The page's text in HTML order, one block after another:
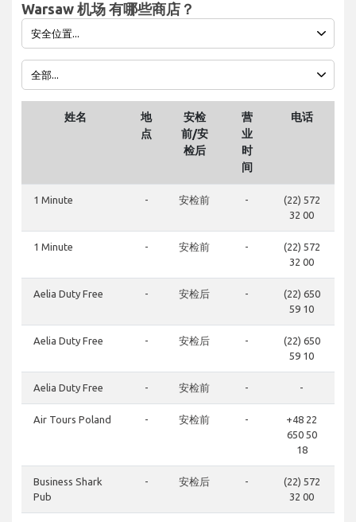
Warsaw 机场 有哪些商店？
姓名
地
点
安检
前/安
检后
营
业
时
间
电话
1 Minute - 安检前 -
(22) 572
32 00
1 Minute - 安检前 -
(22) 572
32 00
Aelia Duty Free - 安检后 -
(22) 650
59 10
Aelia Duty Free - 安检后 -
(22) 650
59 10
Aelia Duty Free - 安检前 - -
Air Tours Poland - 安检前 -
+48 22
650 50
18
Business Shark
Pub
- 安检后 -
(22) 572
32 00